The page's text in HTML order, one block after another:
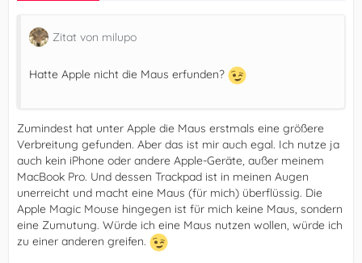
Zitat von milupo
Hatte Apple nicht die Maus erfunden?
Zumindest hat unter Apple die Maus erstmals eine größere
Verbreitung gefunden. Aber das ist mir auch egal. Ich nutze ja
auch kein iPhone oder andere Apple-Geräte, außer meinem
MacBook Pro. Und dessen Trackpad ist in meinen Augen
unerreicht und macht eine Maus (für mich) überflüssig. Die
Apple Magic Mouse hingegen ist für mich keine Maus, sondern
eine Zumutung. Würde ich eine Maus nutzen wollen, würde ich
zu einer anderen greifen.